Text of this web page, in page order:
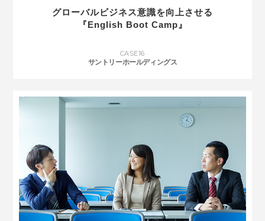
グローバルビジネス意識を向上させる
『English Boot Camp』
CASE16
サントリーホールディングス